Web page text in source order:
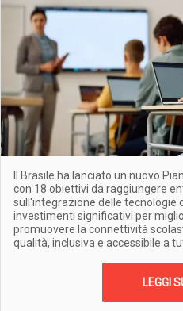
Il Brasile ha lanciato un nuovo
con 18 obiettivi da raggiungere
sull'integrazione delle tecnologie
investimenti significativi per
promuovere la connettività
qualità, inclusiva e accessibile a
LEGGI